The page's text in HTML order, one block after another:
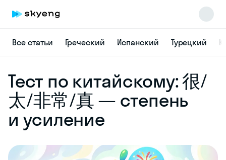
Все статьи Греческий Испанский Турецкий
Тест по китайскому: 很/
太/非常/真 — степень
и усиление
online